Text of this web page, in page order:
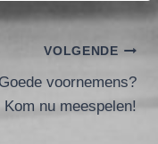
VOLGENDE
Goede voornemens?
Kom nu meespelen!